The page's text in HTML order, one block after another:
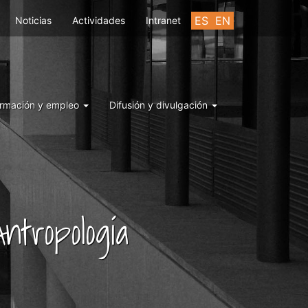
ES EN
Noticias Actividades Intranet
y empleo Difusión y divulgación